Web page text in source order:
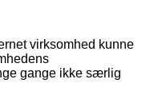
virksomhed kunne
gange ikke særlig